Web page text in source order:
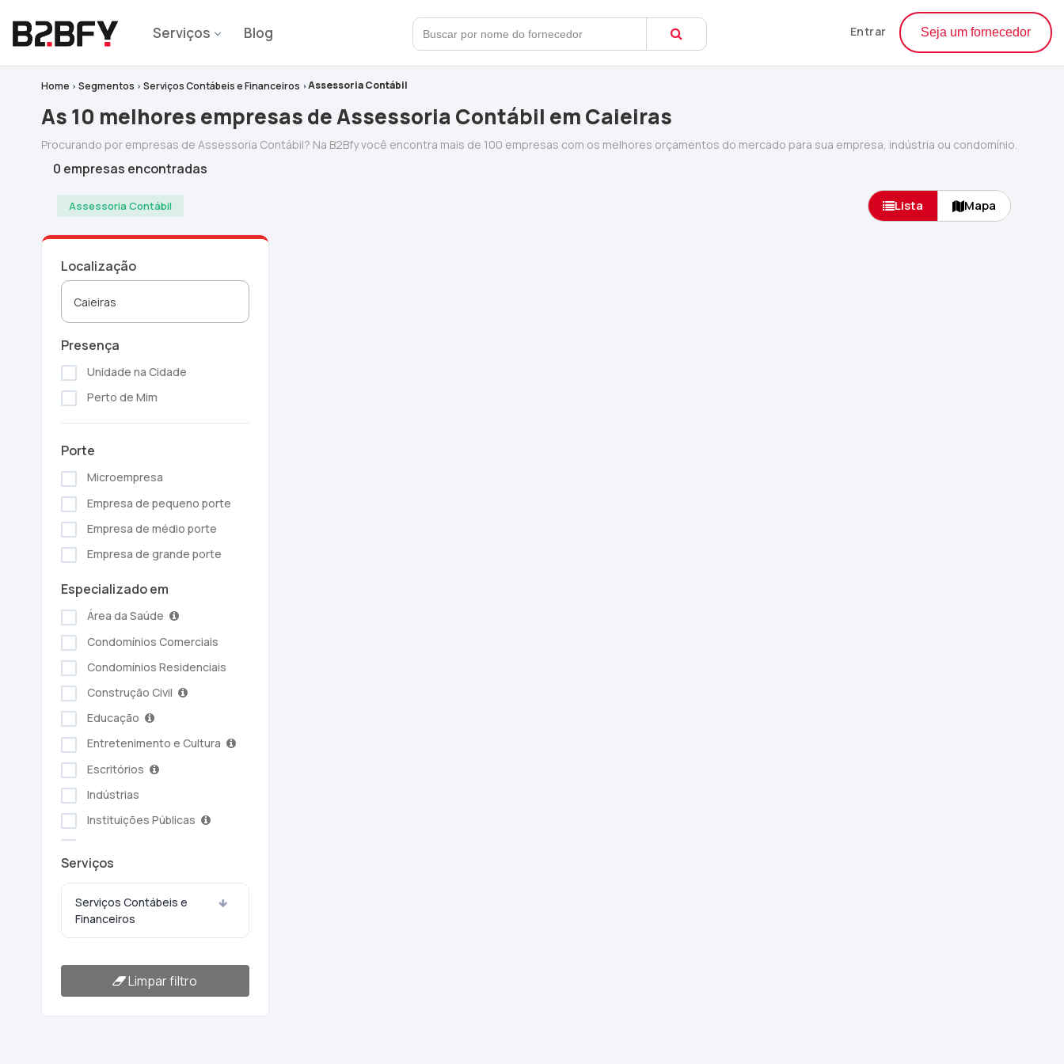
Serviços Blog Entrar Seja um fornecedor
Home Segmentos Serviços Contábeis e Financeiros Assessoria Contábil
As 10 melhores empresas de Assessoria Contábil em Caieiras
Procurando por empresas de Assessoria Contábil? Na B2Bfy você encontra mais de 100 empresas com os melhores orçamentos do mercado para sua empresa, indústria ou condomínio.
0 empresas encontradas
Assessoria Contábil Lista Mapa
Localização
Presença
Unidade na Cidade
Perto de Mim
Porte
Microempresa
Empresa de pequeno porte
Empresa de médio porte
Empresa de grande porte
Especializado em
Área da Saúde
Condomínios Comerciais
Condomínios Residenciais
Construção Civil
Educação
Entretenimento e Cultura
Escritórios
Indústrias
Instituições Públicas
Serviços Pessoais
Setor Alimentício
Setor Automotivo
Turismo e Hotelaria
Serviços
Serviços Contábeis e
Financeiros
Limpar filtro